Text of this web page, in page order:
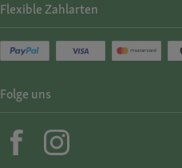
Flexible Zahlarten
Folge uns